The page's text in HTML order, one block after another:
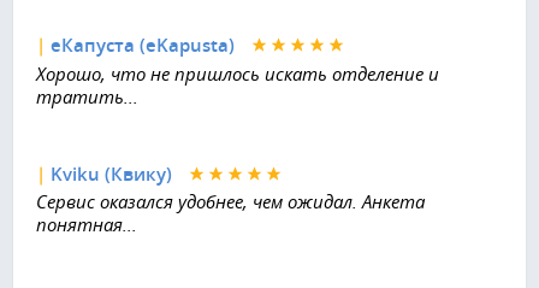
| еКапуста (eKapusta)
Хорошо, что не пришлось искать отделение и
тратить...
| Kviku (Квику)
Сервис оказался удобнее, чем ожидал. Анкета
понятная...